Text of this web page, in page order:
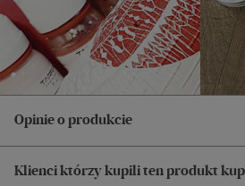
Opinie o produkcie
Klienci którzy kupili ten produkt